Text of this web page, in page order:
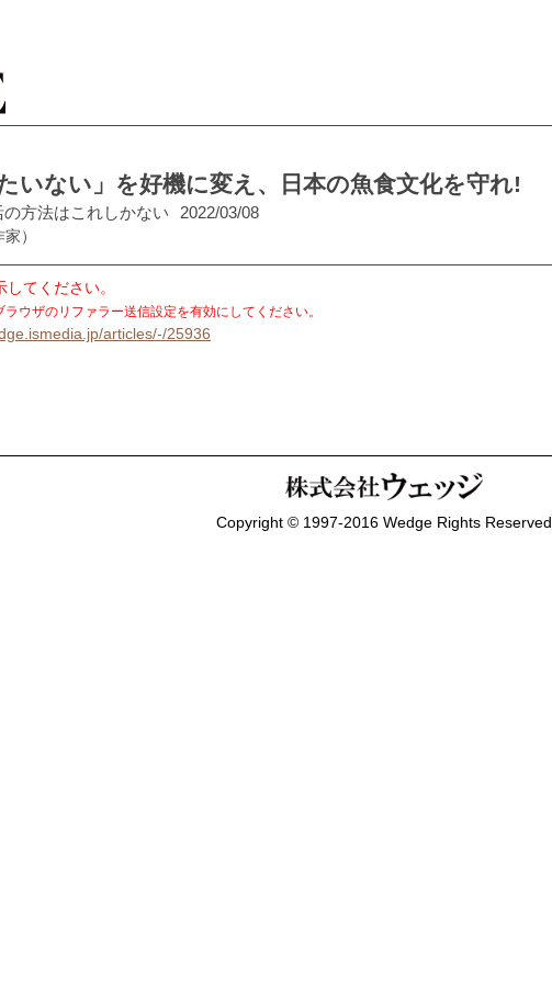
いない」を好機に変え、日本の魚食文化を守れ!
方法はこれしかない 2022/03/08
）
てください。
ウザのリファラー送信設定を有効にしてください。
articles/-/25936
Copyright © 1997-2016 Wedge Rights Reserved